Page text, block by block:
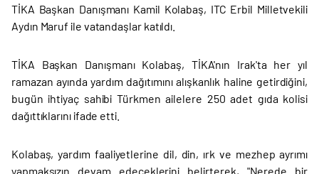
TİKA Başkan Danışmanı Kamil Kolabaş, ITC Erbil Milletvekili
Aydın Maruf ile vatandaşlar katıldı.
TİKA Başkan Danışmanı Kolabaş, TİKA'nın Irak'ta her yıl
ramazan ayında yardım dağıtımını alışkanlık haline getirdiğini,
bugün ihtiyaç sahibi Türkmen ailelere 250 adet gıda kolisi
dağıttıklarını ifade etti.
Kolabaş, yardım faaliyetlerine dil, din, ırk ve mezhep ayrımı
yapmaksızın devam edeceklerini belirterek, "Nerede bir